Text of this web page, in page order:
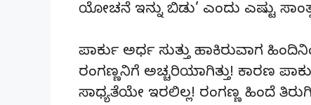
ಯೋಚನೆ ಇನ್ನು ಬಿಡು’ ಎಂದು ಎಷ್ಟು
ಪಾರ್ಕು ಅರ್ಧ ಸುತ್ತು ಹಾಕಿರುವಾಗ
ರಂಗಣ್ಣನಿಗೆ ಅಚ್ಚರಿಯಾಗಿತ್ತು! ಕಾರಣ
ಸಾಧ್ಯತೆಯೇ ಇರಲಿಲ್ಲ! ರಂಗಣ್ಣ ಹಿಂದೆ